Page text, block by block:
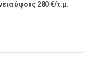
ύψους 280 €/τ.μ.